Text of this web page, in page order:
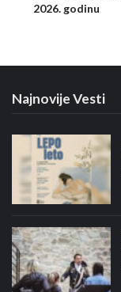
2026. godinu
Najnovije Vesti